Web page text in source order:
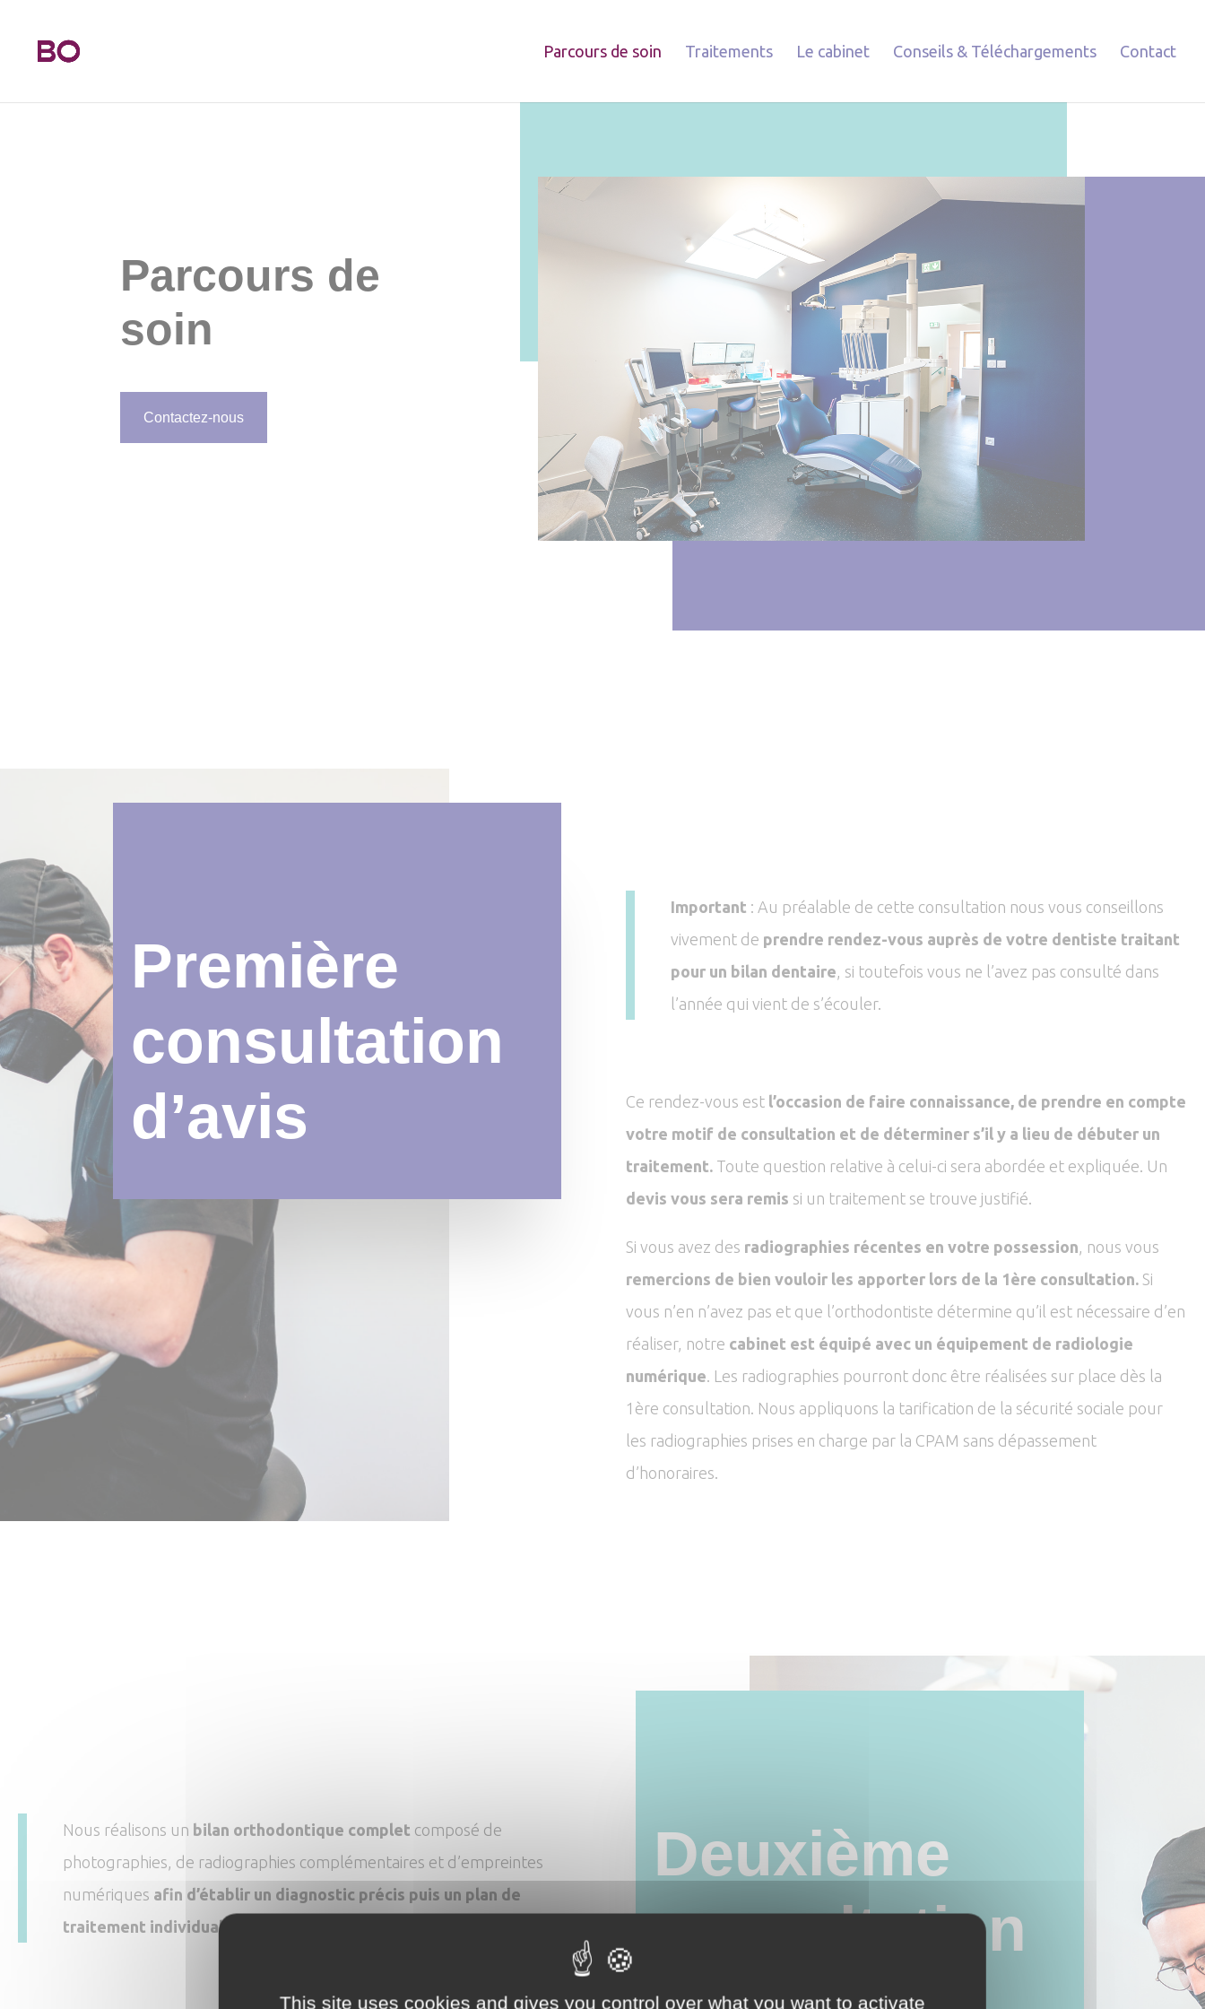
Parcours de soin Traitements Le cabinet Conseils & Téléchargements Contact
Parcours de
soin
Contactez-nous
Première
consultation
d’avis
Important : Au préalable de cette consultation nous vous conseillons
vivement de prendre rendez-vous auprès de votre dentiste traitant
pour un bilan dentaire, si toutefois vous ne l’avez pas consulté dans
l’année qui vient de s’écouler.
Ce rendez-vous est l’occasion de faire connaissance, de prendre en compte
votre motif de consultation et de déterminer s’il y a lieu de débuter un
traitement. Toute question relative à celui-ci sera abordée et expliquée. Un
devis vous sera remis si un traitement se trouve justifié.
Si vous avez des radiographies récentes en votre possession , nous vous
remercions de bien vouloir les apporter lors de la 1ère consultation. Si
vous n’en n’avez pas et que l’orthodontiste détermine qu’il est nécessaire d’en
réaliser, notre cabinet est équipé avec un équipement de radiologie
numérique . Les radiographies pourront donc être réalisées sur place dès la
1ère consultation. Nous appliquons la tarification de la sécurité sociale pour
les radiographies prises en charge par la CPAM sans dépassement
d’honoraires.
Nous réalisons un bilan orthodontique complet composé de
photographies, de radiographies complémentaires et d’empreintes
numériques afin d’établir un diagnostic précis puis un plan de
traitement individualisé.
Deuxième
consultation
This site uses cookies and gives you control over what you want to activate